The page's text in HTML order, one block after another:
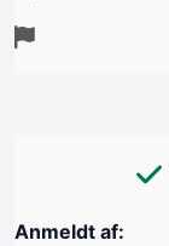
Anmeldt af: